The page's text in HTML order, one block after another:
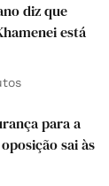
diz que
está
para a
oposição sai às